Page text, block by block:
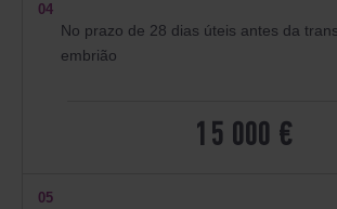
04
No prazo de 28 dias úteis antes da
embrião
15 000 €
05